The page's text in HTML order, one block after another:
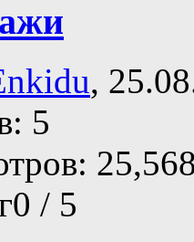
,
5
/ 5